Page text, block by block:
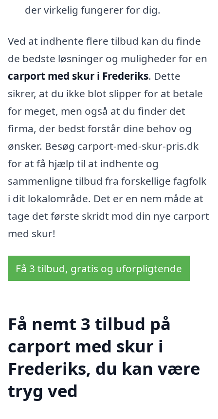
der virkelig fungerer for dig.
Ved at indhente flere tilbud kan du finde
de bedste løsninger og muligheder for en
carport med skur i Frederiks. Dette
sikrer, at du ikke blot slipper for at betale
for meget, men også at du finder det
firma, der bedst forstår dine behov og
ønsker. Besøg carport-med-skur-pris.dk
for at få hjælp til at indhente og
sammenligne tilbud fra forskellige fagfolk
i dit lokalområde. Det er en nem måde at
tage det første skridt mod din nye carport
med skur!
Få 3 tilbud, gratis og uforpligtende
Få nemt 3 tilbud på
carport med skur i
Frederiks, du kan være
tryg ved